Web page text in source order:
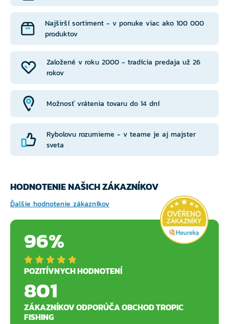
Založené v roku 2000 - tradícia predaja už 26
rokov
Možnosť vrátenia tovaru do 14 dní
Najširší sortiment - v ponuke viac ako 100 000
produktov
Rybolovu rozumieme - v teame je aj majster
sveta
HODNOTENIE NAŠICH ZÁKAZNÍKOV
Ďalšie hodnotenie zákazníkov
96%
POZITÍVNYCH HODNOTENÍ
801
ZÁKAZNÍKOV ODPORÚČA OBCHOD TROPIC
FISHING